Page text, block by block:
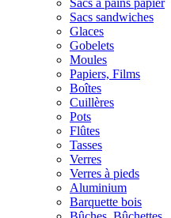
Sacs à pains papier
Sacs sandwiches
Glaces
Gobelets
Moules
Papiers, Films
Boîtes
Cuillères
Pots
Flûtes
Tasses
Verres
Verres à pieds
Aluminium
Barquette bois